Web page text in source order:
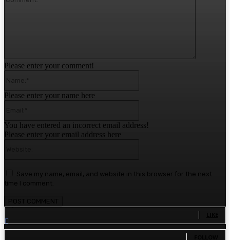
Please enter your comment!
Please enter your name here
You have entered an incorrect email address!
Please enter your email address here
Save my name, email, and website in this browser for the next
time I comment.